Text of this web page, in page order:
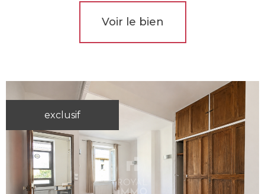
Voir le bien
exclusif